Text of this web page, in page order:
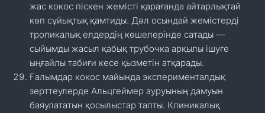
жас кокос піскен жемісті қарағанда айтарлықтай
көп сұйықтық қамтиды. Дәл осындай жемістерді
тропикалық елдердің көшелерінде сатады —
сыйымды жасыл қабық трубочка арқылы ішуге
ыңғайлы табиғи кесе қызметін атқарады.
Ғалымдар кокос майында эксперименталдық
зерттеулерде Альцгеймер ауруының дамуын
баяулататын қосылыстар тапты. Клиникалық